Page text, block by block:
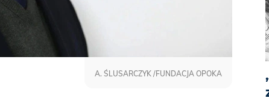
A. ŚLUSARCZYK /FUNDACJA OPOKA